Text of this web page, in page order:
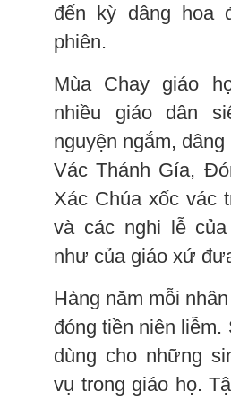
đến kỳ dâng hoa
phiên.
Mùa Chay giáo
nhiều giáo dân
nguyện ngắm,
Vác Thánh Gía,
Xác Chúa xốc vác
và các nghi lễ
như của giáo xứ
Hàng năm mỗi
đóng tiền niên liễm.
dùng cho những
vụ trong giáo họ.